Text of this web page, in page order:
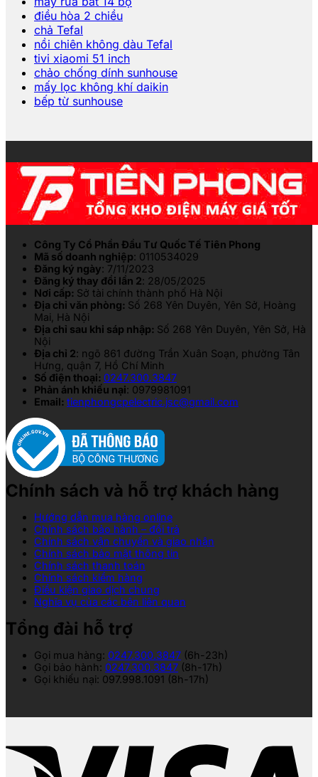
điều hòa 2 chiều
chả Tefal
nồi chiên không dàu Tefal
tivi xiaomi 51 inch
chảo chống dính sunhouse
mấy lọc không khí daikin
bếp từ sunhouse
Công Ty Cổ Phần Đầu Tư Quốc Tế Tiên Phong
Mã số doanh nghiệp: 0110534029
Đăng ký ngày: 7/11/2023
Đăng ký thay đổi lần 2: 28/05/2025
Nơi cấp: Sở tài chính thành phố Hà Nội
Địa chỉ văn phòng: Số 268 Yên Duyên, Yên Sở, Hoàng
Mai, Hà Nội
Địa chỉ sau khi sáp nhập: Số 268 Yên Duyên, Yên Sở, Hà
Nội
Địa chỉ 2: ngõ 861 đường Trần Xuân Soạn, phường Tân
Hưng, quận 7, Hồ Chí Minh
Số điện thoại: 0247.300.3847
Phản ánh khiếu nại: 0979981091
Email: tienphongcpelectric.jsc@gmail.com
Chính sách và hỗ trợ khách hàng
Hướng dẫn mua hàng online
Chính sách bảo hành – đổi trả
Chính sách vận chuyển và giao nhận
Chính sách bảo mật thông tin
Chính sách thanh toán
Chính sách kiểm hàng
Điều kiện giao dịch chung
Nghĩa vụ của các bên liên quan
Tổng đài hỗ trợ
Gọi mua hàng: 0247.300.3847 (6h-23h)
Gọi bảo hành: 0247.300.3847 (8h-17h)
Gọi khiếu nại: 097.998.1091 (8h-17h)